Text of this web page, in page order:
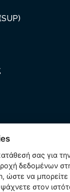
και
cookie
σας για
δεδομένων
ώστε να μπορείτε
στον